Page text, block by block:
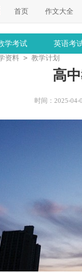
首页 作文大全
学考试 英语考
资料 > 教学计划
高
时间：2025-04-